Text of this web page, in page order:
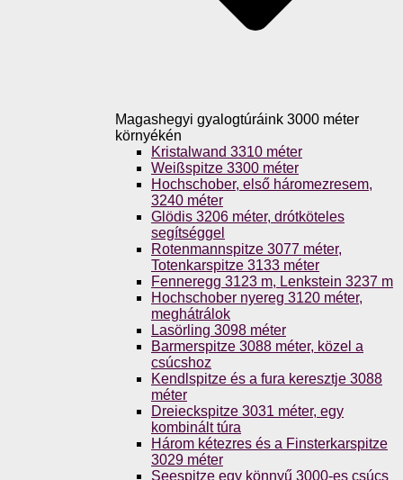
Magashegyi gyalogtúráink 3000 méter
környékén
Kristalwand 3310 méter
Weißspitze 3300 méter
Hochschober, első háromezresem,
3240 méter
Glödis 3206 méter, drótköteles
segítséggel
Rotenmannspitze 3077 méter,
Totenkarspitze 3133 méter
Fenneregg 3123 m, Lenkstein 3237 m
Hochschober nyereg 3120 méter,
meghátrálok
Lasörling 3098 méter
Barmerspitze 3088 méter, közel a
csúcshoz
Kendlspitze és a fura keresztje 3088
méter
Dreieckspitze 3031 méter, egy
kombinált túra
Három kétezres és a Finsterkarspitze
3029 méter
Seespitze egy könnyű 3000-es csúcs